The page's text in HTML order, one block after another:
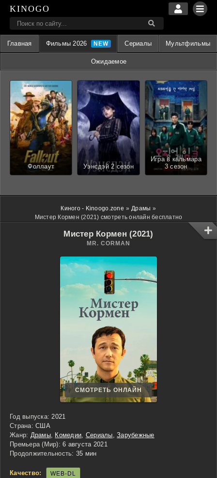
KINOGO
Главная Фильмы 2026 Сериалы Мультфильмы
Ожидаемое
Фоллаут Уэнсдэй 2 сезон
Игра в кальмара
3 сезон
Киного - Kinoogo.zone » Драмы »
Мистер Кормен (2021) смотреть онлайн бесплатно
Мистер Кормен (2021)
MR. CORMAN
СМОТРЕТЬ ОНЛАЙН
Год выпуска: 2021
Страна: США
Жанр: Драмы, Комедии Сериалы ,Зарубежные
Премьера (Мир): 6 августа 2021
Продолжительность: 35 мин
Качество: WEB-DL